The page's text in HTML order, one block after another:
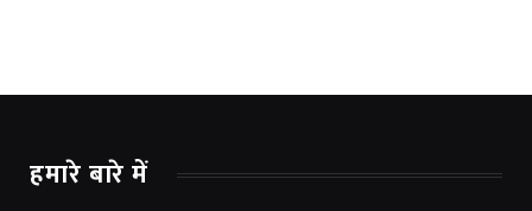
हमारे बारे में